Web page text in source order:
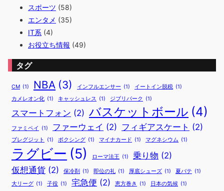
スポーツ (58)
エンタメ (35)
IT系 (4)
お役立ち情報 (49)
タグ
CM (1) NBA (3) インフルエンサー (1) イートイン脱税 (1)
カメレオン化 (1) キャッシュレス (1) ジブリパーク (1)
スマートフォン (2) バスケットボール (4)
ファミペイ (1) ファーウェイ (2) フィギアスケート (2)
ブレグジット (1) ボクシング (1) マイナカード (1) マグネシウム (1)
ラグビー (5) ローマ法王 (1) 乗り物 (2)
仮想通貨 (2) 保冷剤 (1) 即位の礼 (1) 厚底シューズ (1) 夏バテ (1)
大リーグ (1) 子役 (1) 宅急便 (2) 恵方巻き (1) 日本の気候 (1)